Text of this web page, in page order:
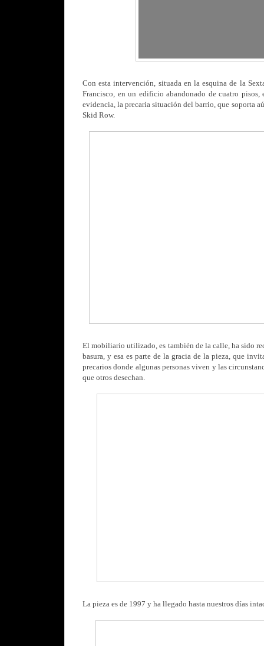
Con esta intervención, situada en la esquina de la
Francisco, en un edificio abandonado de cuatro
evidencia, la precaria situación del barrio, que soporta
Skid Row.
El mobiliario utilizado, es también de la calle, ha sido
basura, y esa es parte de la gracia de la pieza, que
precarios donde algunas personas viven y las
que otros desechan.
La pieza es de 1997 y ha llegado hasta nuestros días